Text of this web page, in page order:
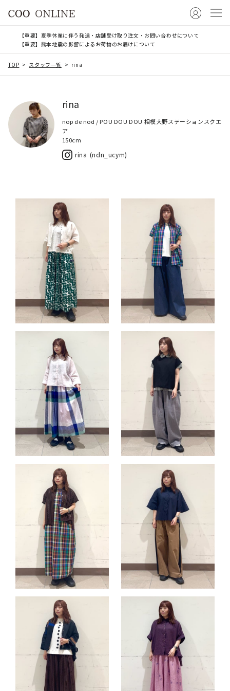
【重要】夏季休業に伴う発送・店舗受け取り注文・お問い合わせについて
【重要】熊本地震の影響によるお荷物のお届けについて
TOP スタッフ一覧 rina
rina
nop de nod / POU DOU DOU 相模大野ステーションスクエ
ア
150cm
rina ndn_ucym